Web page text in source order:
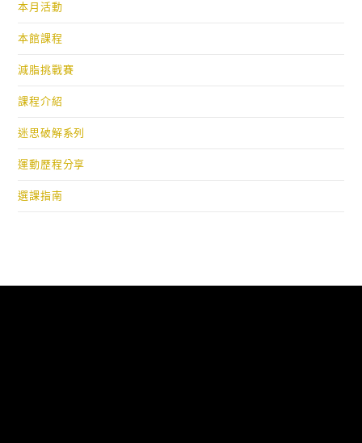
本月活動
本館課程
減脂挑戰賽
課程介紹
迷思破解系列
運動歷程分享
選課指南